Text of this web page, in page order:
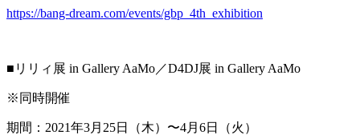
https://bang-dream.com/events/gbp_4th_exhibition
■リリィ展 in Gallery AaMo／D4DJ展 in Gallery AaMo
※同時開催
期間：2021年3月25日（木）〜4月6日（火）